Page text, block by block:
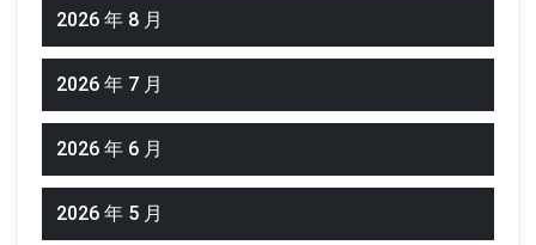
2026 年 8 月
2026 年 7 月
2026 年 6 月
2026 年 5 月